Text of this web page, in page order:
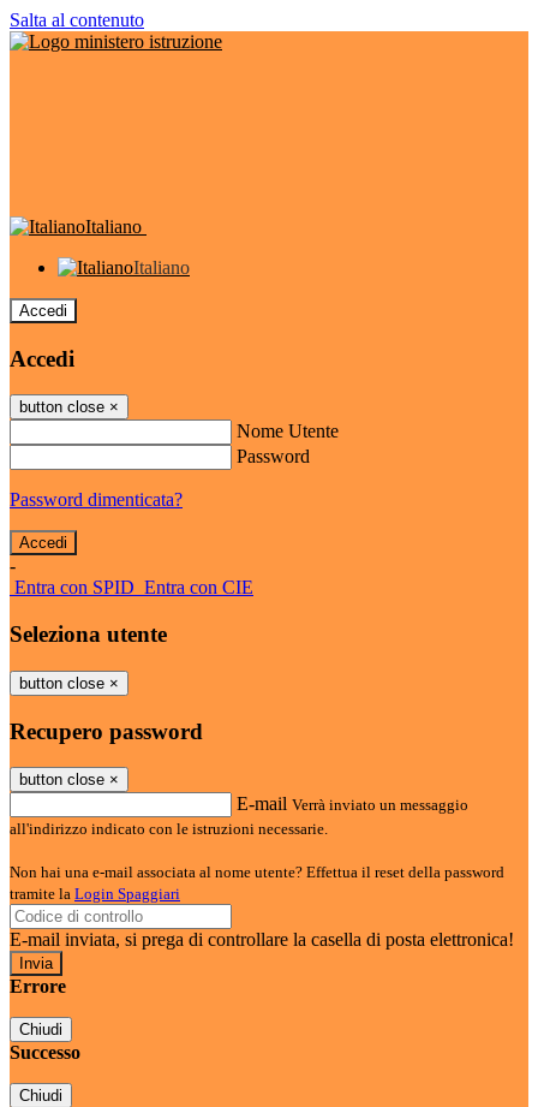
Salta al contenuto
Italiano
Italiano
Accedi
Accedi
button close ×
Nome Utente
Password
Password dimenticata?
-
Entra con SPID Entra con CIE
Seleziona utente
button close ×
Recupero password
button close ×
E-mail Verrà inviato un messaggio
all'indirizzo indicato con le istruzioni necessarie.
Non hai una e-mail associata al nome utente? Effettua il reset della password
tramite la Login Spaggiari
E-mail inviata, si prega di controllare la casella di posta elettronica!
Errore
Chiudi
Successo
Chiudi